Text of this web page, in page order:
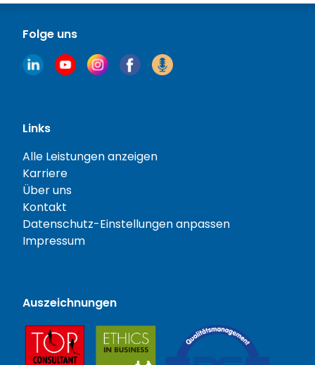
Folge uns
Links
Alle Leistungen anzeigen
Karriere
Über uns
Kontakt
Datenschutz-Einstellungen anpassen
Impressum
Auszeichnungen